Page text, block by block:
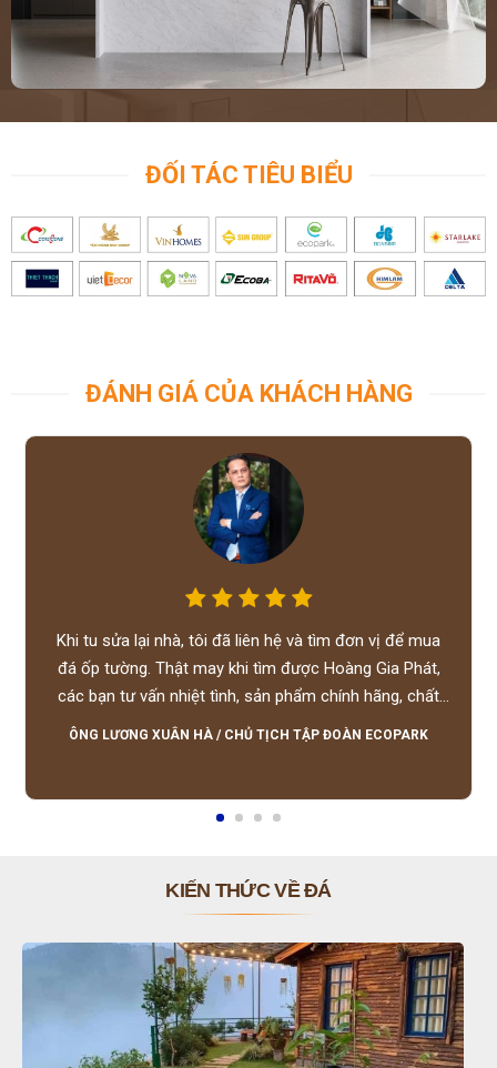
ĐỐI TÁC TIÊU BIỂU
ĐÁNH GIÁ CỦA KHÁCH HÀNG
Khi tu sửa lại nhà, tôi đã liên hệ và tìm đơn vị để mua
đá ốp tường. Thật may khi tìm được Hoàng Gia Phát,
các bạn tư vấn nhiệt tình, sản phẩm chính hãng, chất
lượng tốt, giá hợp lý, hỗ trợ tận tình.
ÔNG LƯƠNG XUÂN HÀ / CHỦ TỊCH TẬP ĐOÀN ECOPARK
KIẾN THỨC VỀ ĐÁ